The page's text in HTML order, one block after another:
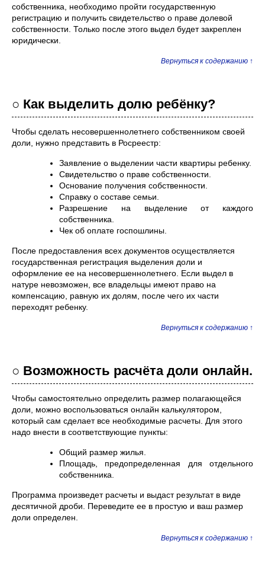
собственника, необходимо пройти государственную
регистрацию и получить свидетельство о праве долевой
собственности. Только после этого выдел будет закреплен
юридически.
Вернуться к содержанию ↑
○ Как выделить долю ребёнку?
Чтобы сделать несовершеннолетнего собственником своей
доли, нужно представить в Росреестр:
Заявление о выделении части квартиры ребенку.
Свидетельство о праве собственности.
Основание получения собственности.
Справку о составе семьи.
Разрешение на выделение от каждого
собственника.
Чек об оплате госпошлины.
После предоставления всех документов осуществляется
государственная регистрация выделения доли и
оформление ее на несовершеннолетнего. Если выдел в
натуре невозможен, все владельцы имеют право на
компенсацию, равную их долям, после чего их части
переходят ребенку.
Вернуться к содержанию ↑
○ Возможность расчёта доли онлайн.
Чтобы самостоятельно определить размер полагающейся
доли, можно воспользоваться онлайн калькулятором,
который сам сделает все необходимые расчеты. Для этого
надо внести в соответствующие пункты:
Общий размер жилья.
Площадь, предопределенная для отдельного
собственника.
Программа произведет расчеты и выдаст результат в виде
десятичной дроби. Переведите ее в простую и ваш размер
доли определен.
Вернуться к содержанию ↑